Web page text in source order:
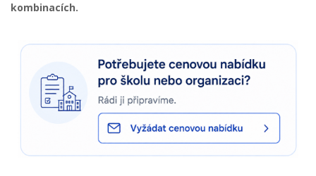
kombinacích.